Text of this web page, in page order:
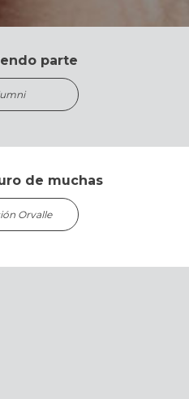
parte
de muchas
Orvalle